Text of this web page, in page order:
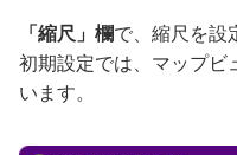
「縮尺」欄で、縮尺を設
初期設定では、マップビ
います。